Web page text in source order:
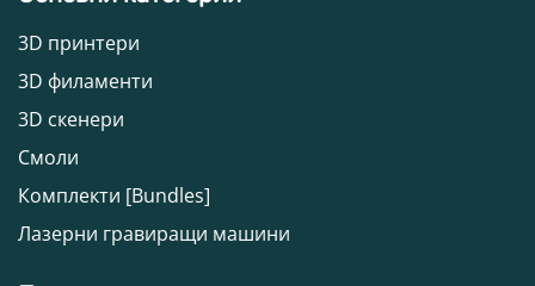
3D принтери
3D филаменти
3D скенери
Смоли
Комплекти [Bundles]
Лазерни гравиращи машини